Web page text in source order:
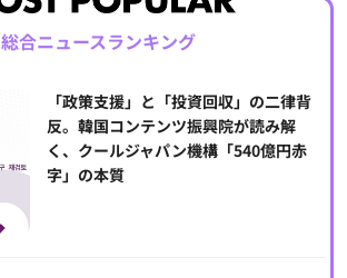
総合ニュースランキング
「政策支援」と「投資回収」の二律背
反。韓国コンテンツ振興院が読み解
く、クールジャパン機構「540億円赤
字」の本質